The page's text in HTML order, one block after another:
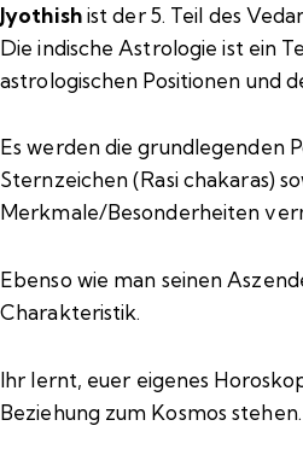
Jyothishist der 5. Teil des
Die indische Astrologie ist ein
astrologischen Positionen und
Es werden die grundlegenden
Sternzeichen (Rasi chakaras)
Merkmale/Besonderheiten
Ebenso wie man seinen
Charakteristik.
Ihr lernt, euer eigenes
Beziehung zum Kosmos stehen.